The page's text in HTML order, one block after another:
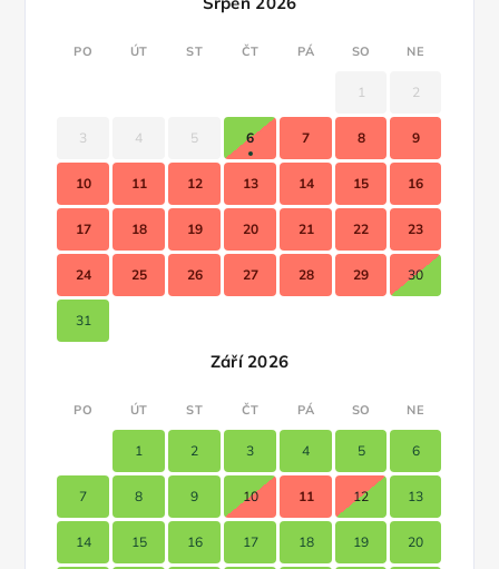
PO ÚT ST ČT PÁ SO NE
1 2
3 4 5 6 7 8 9
10 11 12 13 14 15 16
17 18 19 20 21 22 23
24 25 26 27 28 29 30
31
Září 2026
PO ÚT ST ČT PÁ SO NE
1 2 3 4 5 6
7 8 9 10 11 12 13
14 15 16 17 18 19 20